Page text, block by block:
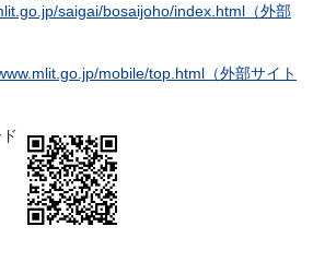
saigai/bosaijoho/index.html（外部
mobile/top.html（外部サイト